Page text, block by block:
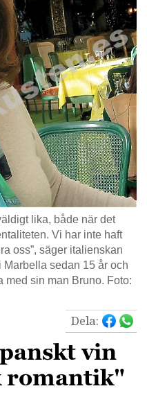
lika, både när det
Vi har inte haft
oss”, säger italienskan
sedan 15 år och
med sin man Bruno. Foto:
Dela:
vin
romantik"